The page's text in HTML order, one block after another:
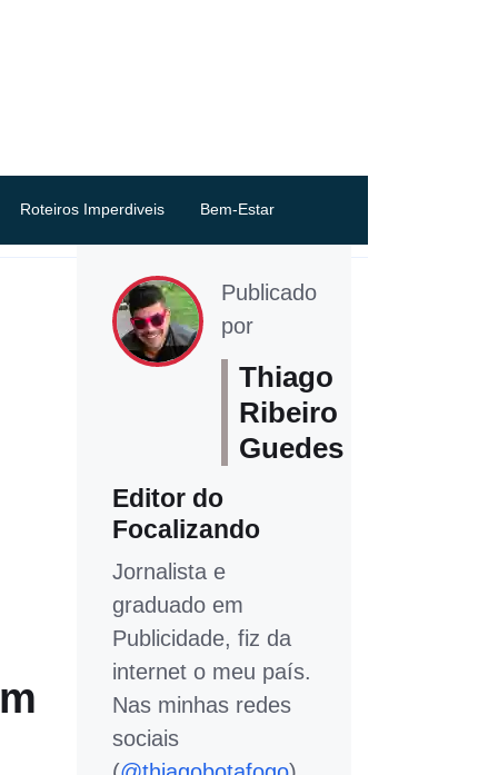
Roteiros Imperdiveis Bem-Estar
Publicado
por
Thiago
Ribeiro
Guedes
Editor do
Focalizando
Jornalista e
graduado em
Publicidade, fiz da
internet o meu país.
Nas minhas redes
sociais